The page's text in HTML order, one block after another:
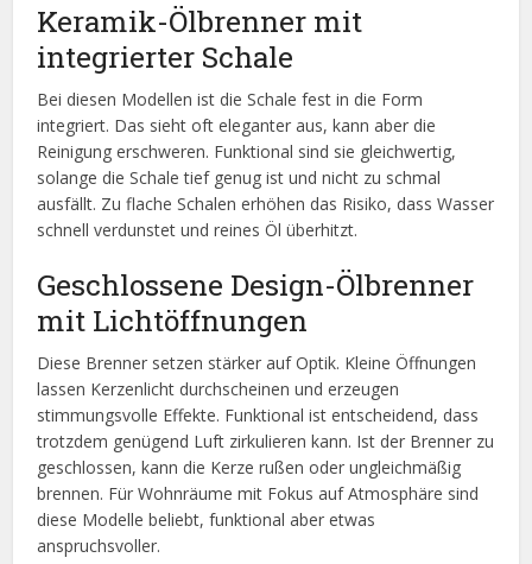
Keramik-Ölbrenner mit
integrierter Schale
Bei diesen Modellen ist die Schale fest in die Form
integriert. Das sieht oft eleganter aus, kann aber die
Reinigung erschweren. Funktional sind sie gleichwertig,
solange die Schale tief genug ist und nicht zu schmal
ausfällt. Zu flache Schalen erhöhen das Risiko, dass Wasser
schnell verdunstet und reines Öl überhitzt.
Geschlossene Design-Ölbrenner
mit Lichtöffnungen
Diese Brenner setzen stärker auf Optik. Kleine Öffnungen
lassen Kerzenlicht durchscheinen und erzeugen
stimmungsvolle Effekte. Funktional ist entscheidend, dass
trotzdem genügend Luft zirkulieren kann. Ist der Brenner zu
geschlossen, kann die Kerze rußen oder ungleichmäßig
brennen. Für Wohnräume mit Fokus auf Atmosphäre sind
diese Modelle beliebt, funktional aber etwas
anspruchsvoller.